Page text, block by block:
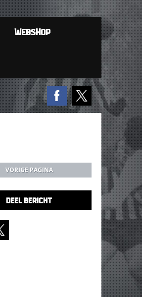
WEBSHOP
VORIGE PAGINA
DEEL BERICHT